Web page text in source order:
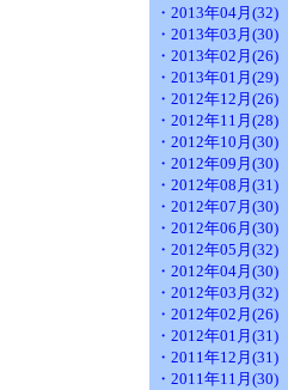
・2013年04月(32)
・2013年03月(30)
・2013年02月(26)
・2013年01月(29)
・2012年12月(26)
・2012年11月(28)
・2012年10月(30)
・2012年09月(30)
・2012年08月(31)
・2012年07月(30)
・2012年06月(30)
・2012年05月(32)
・2012年04月(30)
・2012年03月(32)
・2012年02月(26)
・2012年01月(31)
・2011年12月(31)
・2011年11月(30)